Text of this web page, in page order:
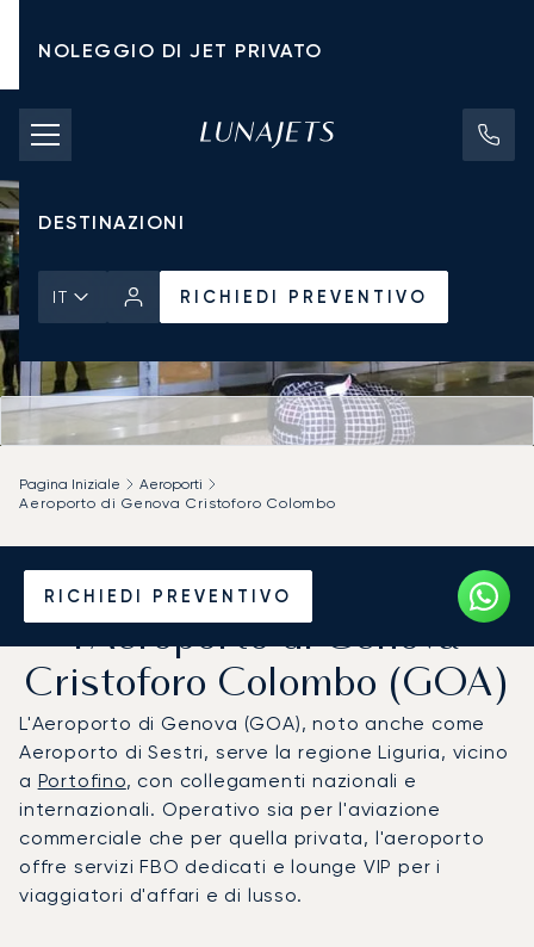
NOLEGGIO DI JET PRIVATO
TARIFFE DI NOLEGGIO
JET PRIVATI
DESTINAZIONI
IT RICHIEDI PREVENTIVO
RICHIEDI PREVENTIVO
Pagina Iniziale
Aeroporti
Aeroporto di Genova Cristoforo Colombo
Noleggio jet privato per
l'Aeroporto di Genova
Cristoforo Colombo (GOA)
L'Aeroporto di Genova (GOA), noto anche come
Aeroporto di Sestri, serve la regione Liguria, vicino
a Portofino, con collegamenti nazionali e
internazionali. Operativo sia per l'aviazione
commerciale che per quella privata, l'aeroporto
offre servizi FBO dedicati e lounge VIP per i
viaggiatori d'affari e di lusso.